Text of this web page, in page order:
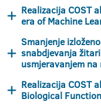
Realizacija COST
era of Machine
Smanjenje
snabdjevanja
usmjeravanjem
Realizacija COST
Biological